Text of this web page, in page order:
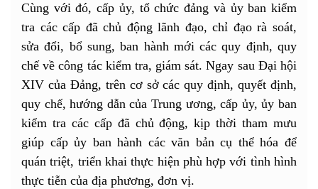
Cùng với đó, cấp ủy, tổ chức đảng và ủy ban kiểm
tra các cấp đã chủ động lãnh đạo, chỉ đạo rà soát,
sửa đổi, bổ sung, ban hành mới các quy định, quy
chế về công tác kiểm tra, giám sát. Ngay sau Đại hội
XIV của Đảng, trên cơ sở các quy định, quyết định,
quy chế, hướng dẫn của Trung ương, cấp ủy, ủy ban
kiểm tra các cấp đã chủ động, kịp thời tham mưu
giúp cấp ủy ban hành các văn bản cụ thể hóa để
quán triệt, triển khai thực hiện phù hợp với tình hình
thực tiễn của địa phương, đơn vị.